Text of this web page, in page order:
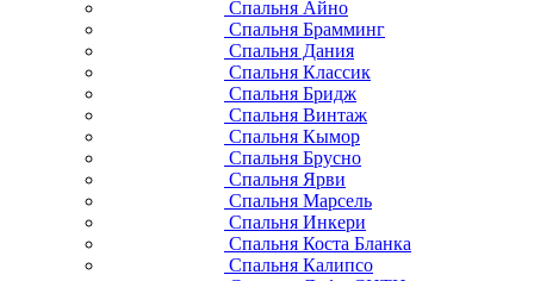
Спальня Айно
Спальня Брамминг
Спальня Дания
Спальня Классик
Спальня Бридж
Спальня Винтаж
Спальня Кымор
Спальня Брусно
Спальня Ярви
Спальня Марсель
Спальня Инкери
Спальня Коста Бланка
Спальня Калипсо